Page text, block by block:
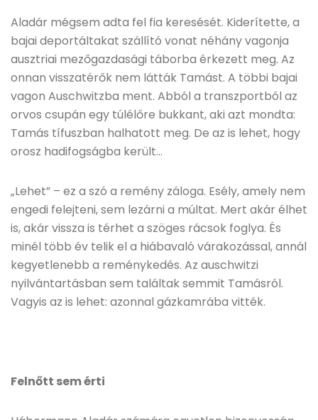
Aladár mégsem adta fel fia keresését. Kiderítette, a
bajai deportáltakat szállító vonat néhány vagonja
ausztriai mezőgazdasági táborba érkezett meg. Az
onnan visszatérők nem látták Tamást. A többi bajai
vagon Auschwitzba ment. Abból a transzportból az
orvos csupán egy túlélőre bukkant, aki azt mondta:
Tamás tífuszban halhatott meg. De az is lehet, hogy
orosz hadifogságba került…
„Lehet” – ez a szó a remény záloga. Esély, amely nem
engedi felejteni, sem lezárni a múltat. Mert akár élhet
is, akár vissza is térhet a szöges rácsok foglya. És
minél több év telik el a hiábavaló várakozással, annál
kegyetlenebb a reménykedés. Az auschwitzi
nyilvántartásban sem találtak semmit Tamásról.
Vagyis az is lehet: azonnal gázkamrába vitték.
Felnőtt sem érti